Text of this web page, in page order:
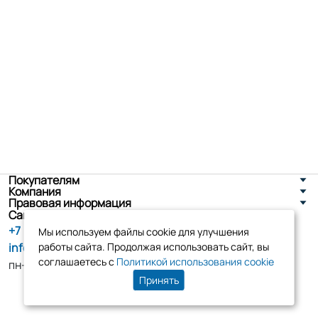
Покупателям
Компания
Правовая информация
Санкт-Петербург, ул. Новоселов д. 8
+7 (800) 555-86-90
info@tk-elko.ru
пн-пт, 10:00 - 18:00
Мы используем файлы cookie для улучшения
работы сайта. Продолжая использовать сайт, вы
соглашаетесь с Политикой использования cookie
Принять